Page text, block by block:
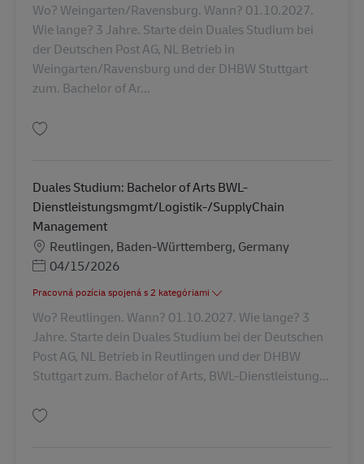
Wo? Weingarten/Ravensburg. Wann? 01.10.2027.
Wie lange? 3 Jahre. Starte dein Duales Studium bei
der Deutschen Post AG, NL Betrieb in
Weingarten/Ravensburg und der DHBW Stuttgart
zum. Bachelor of Ar...
Duales Studium: Bachelor of Arts BWL-
Dienstleistungsmgmt/Logistik-/SupplyChain
Management
MiestoReutlingen, Baden-Württemberg, Germany
Posted Date
04/15/2026
Pracovná pozícia spojená s 2 kategóriami
Wo? Reutlingen. Wann? 01.10.2027. Wie lange? 3
Jahre. Starte dein Duales Studium bei der Deutschen
Post AG, NL Betrieb in Reutlingen und der DHBW
Stuttgart zum. Bachelor of Arts, BWL-Dienstleistung...